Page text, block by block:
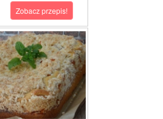
Zobacz przepis!